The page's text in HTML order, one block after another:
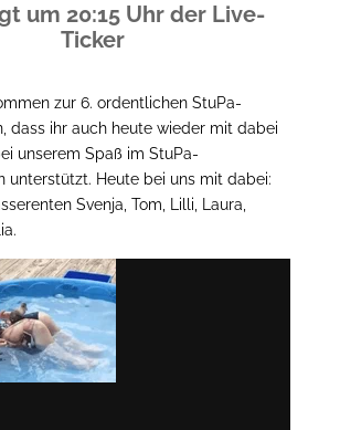
um 20:15 Uhr der Live-
Ticker
zur 6. ordentlichen StuPa-
dass ihr auch heute wieder mit dabei
unserem Spaß im StuPa-
unterstützt. Heute bei uns mit dabei:
Svenja, Tom, Lilli, Laura,